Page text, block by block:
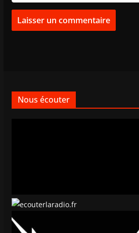
Nous écouter